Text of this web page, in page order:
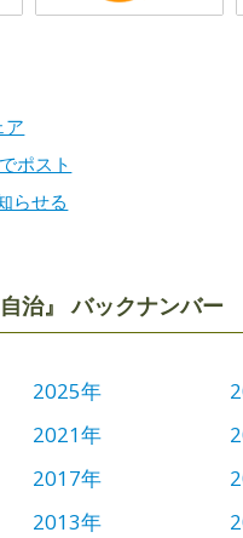
ア
ポスト
らせる
治』 バックナンバー
2025年
2021年
2017年
2013年